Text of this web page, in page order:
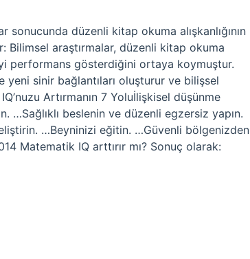
sonucunda düzenli kitap okuma alışkanlığının
Bilimsel araştırmalar, düzenli kitap okuma
performans gösterdiğini ortaya koymuştur.
yeni sinir bağlantıları oluşturur ve bilişsel
Artırmanın 7 Yoluİlişkisel düşünme
…Sağlıklı beslenin ve düzenli egzersiz yapın.
…Beyninizi eğitin. …Güvenli bölgenizden
Matematik IQ arttırır mı? Sonuç olarak: